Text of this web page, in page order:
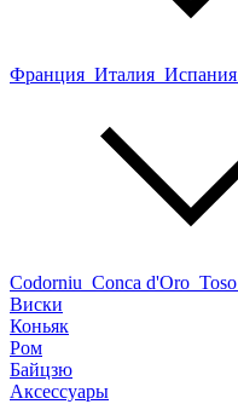
Франция Италия Испания
Codorniu Conca d'Oro Toso
Виски
Коньяк
Ром
Байцзю
Аксессуары